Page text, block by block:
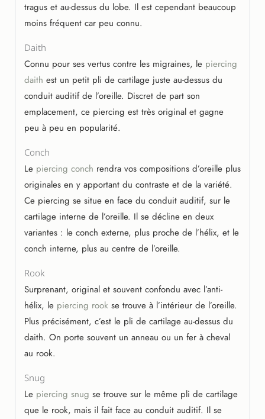
tragus et au-dessus du lobe. Il est cependant beaucoup
moins fréquent car peu connu.
Daith
Connu pour ses vertus contre les migraines, le piercing
daith est un petit pli de cartilage juste au-dessus du
conduit auditif de l’oreille. Discret de part son
emplacement, ce piercing est très original et gagne
peu à peu en popularité.
Conch
Le piercing conch rendra vos compositions d’oreille plus
originales en y apportant du contraste et de la variété.
Ce piercing se situe en face du conduit auditif, sur le
cartilage interne de l’oreille. Il se décline en deux
variantes : le conch externe, plus proche de l’hélix, et le
conch interne, plus au centre de l’oreille.
Rook
Surprenant, original et souvent confondu avec l’anti-
hélix, le piercing rook se trouve à l’intérieur de l’oreille.
Plus précisément, c’est le pli de cartilage au-dessus du
daith. On porte souvent un anneau ou un fer à cheval
au rook.
Snug
Le piercing snug se trouve sur le même pli de cartilage
que le rook, mais il fait face au conduit auditif. Il se